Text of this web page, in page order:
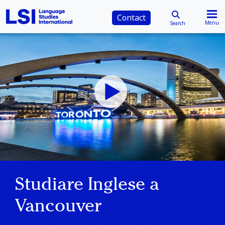
Contact Search Menu
Studiare Inglese a
Vancouver